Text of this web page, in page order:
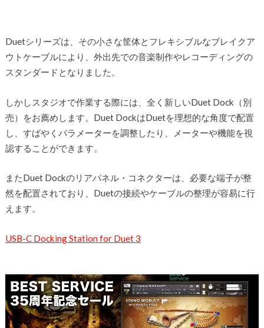
Duetシリーズは、その小さな筐体とフレキシブルなブレイクア
ウトケーブルにより、外出先での音楽制作やレコーディングの
スタンダードとなりました。
しかしスタジオで作業する際には、全く新しいDuet Dock（別
売）をお薦めします。Duet DockはDuetを理想的な角度で配置
し、すばやくパラメーターを調整したり、メーターや機能を視
認することができます。
またDuet Dockのリアパネル・コネクターは、必要な端子が整
然を配置されており、Duetの接続やケーブルの整理が容易に行
えます。
USB-C Docking Station for Duet 3